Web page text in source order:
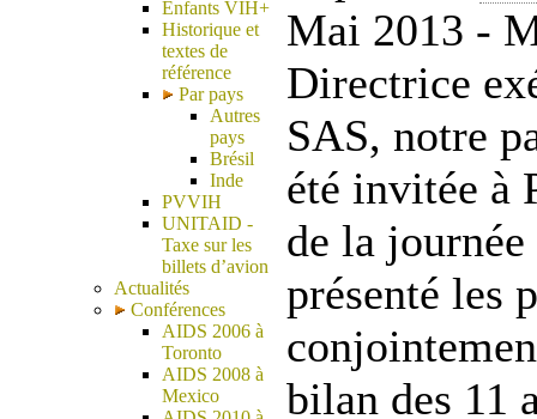
Enfants VIH+
Historique et
textes de
référence
Par pays
Autres
pays
Brésil
Inde
PVVIH
UNITAID -
Taxe sur les
billets d’avion
Actualités
Conférences
AIDS 2006 à
Toronto
AIDS 2008 à
Mexico
Mai 2013 -
Directrice
SAS, notre
été invitée à
de la
présenté les
bilan des 11